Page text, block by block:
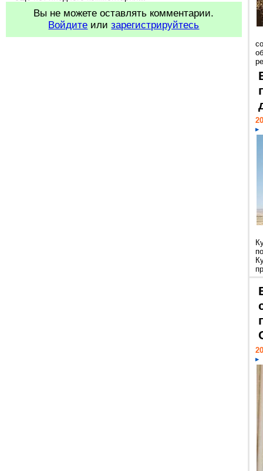
Вы не можете оставлять комментарии.
Войдите илизарегистрируйтесь